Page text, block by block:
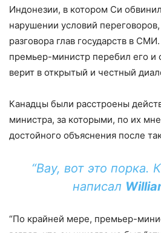
Индонезии, в котором Си
нарушении условий
разговора глав государств в
премьер-министр перебил его и
верит в открытый и честный
Канадцы были расстроены
министра, за которыми, по их
достойного объяснения после
“Вау, вот это порка.
написал
“По крайней мере, премьер-